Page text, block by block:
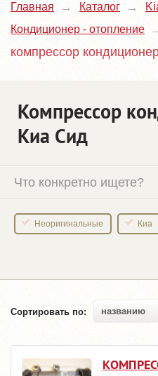
Главная Каталог
Кондиционер - отопление
компрессор
Компрессор
Киа Сид
Что конкретно ищете?
Неоригинальные Киа
Сортировать по: названию